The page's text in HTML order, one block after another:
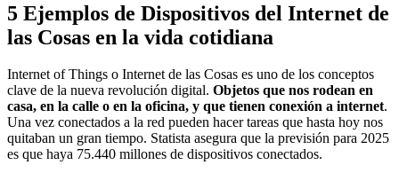
5 Ejemplos de Dispositivos del Internet de
las Cosas en la vida cotidiana
Internet of Things o Internet de las Cosas es uno de los conceptos
clave de la nueva revolución digital. Objetos que nos rodean en
casa, en la calle o en la oficina, y que tienen conexión a internet.
Una vez conectados a la red pueden hacer tareas que hasta hoy nos
quitaban un gran tiempo. Statista asegura que la previsión para 2025
es que haya 75.440 millones de dispositivos conectados.